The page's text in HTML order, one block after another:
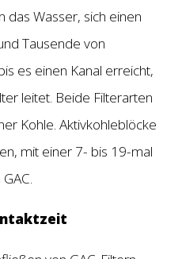
das Wasser, sich einen
Tausende von
es einen Kanal erreicht,
leitet. Beide Filterarten
Kohle. Aktivkohleblöcke
mit einer 7- bis 19-mal